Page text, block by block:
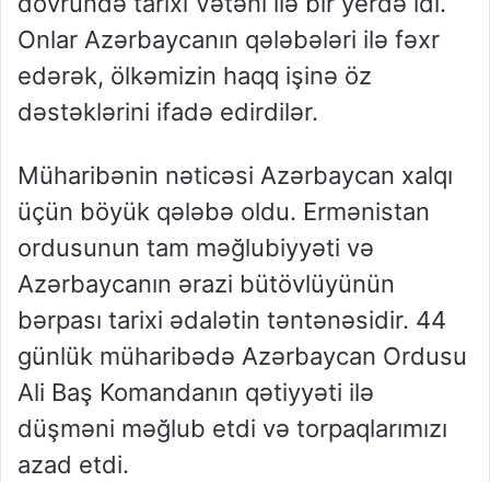
Onlar Azərbaycanın qələbələri ilə fəxr
edərək, ölkəmizin haqq işinə öz
dəstəklərini ifadə edirdilər.
Müharibənin nəticəsi Azərbaycan xalqı
üçün böyük qələbə oldu. Ermənistan
ordusunun tam məğlubiyyəti və
Azərbaycanın ərazi bütövlüyünün
bərpası tarixi ədalətin təntənəsidir. 44
günlük müharibədə Azərbaycan Ordusu
Ali Baş Komandanın qətiyyəti ilə
düşməni məğlub etdi və torpaqlarımızı
azad etdi.